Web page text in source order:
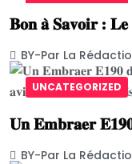
UNCATEGORIZED
𝐁𝐨𝐧 𝐚̀ 𝐒𝐚𝐯𝐨𝐢𝐫 : 𝐋𝐞
BY-Par La
UNCATEGORIZED
𝐔𝐧 𝐄𝐦𝐛𝐫𝐚𝐞𝐫
BY-Par La